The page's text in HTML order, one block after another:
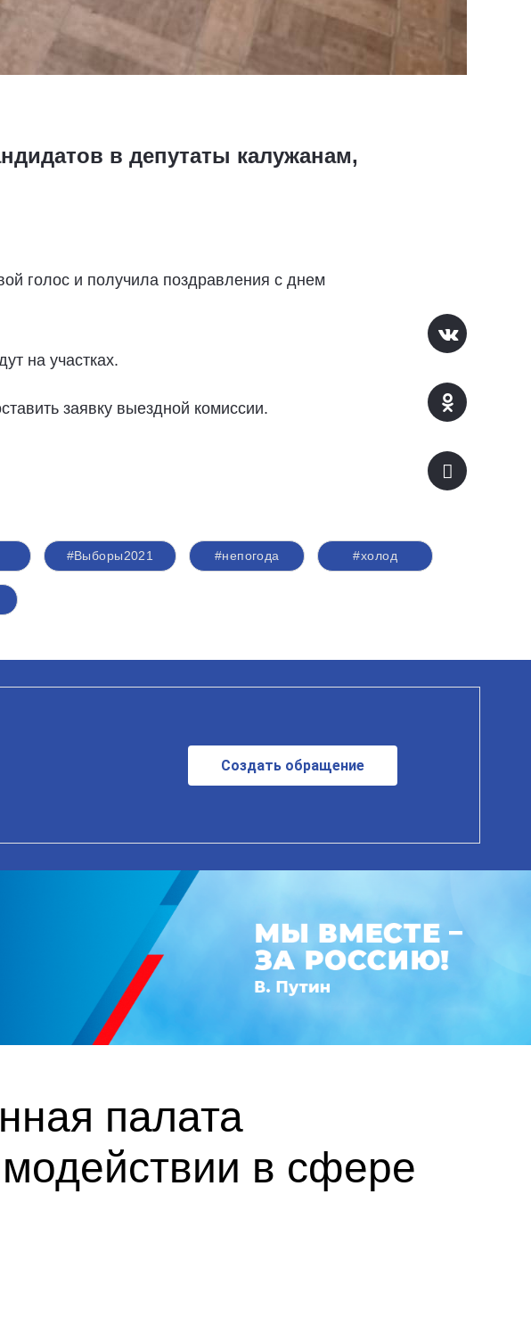
в депутаты калужанам,
голос и получила поздравления с днем
на участках.
заявку выездной комиссии.
#Выборы2021 #непогода #холод
Создать обращение
палата
в сфере